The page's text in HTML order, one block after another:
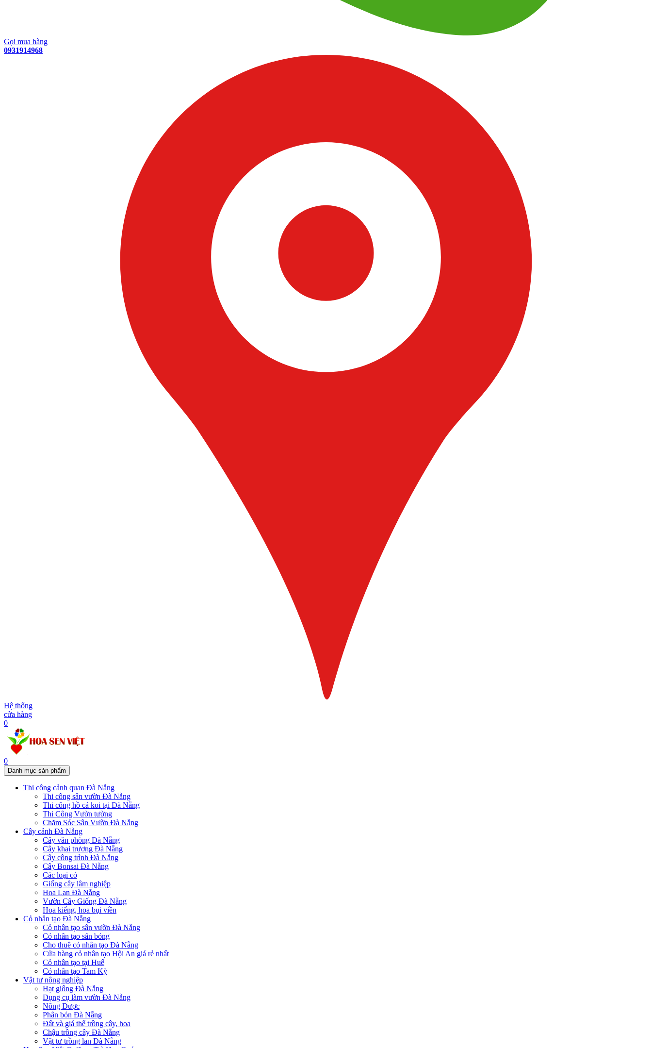
Gọi mua hàng
0931914968
Hệ thống
cửa hàng
0
0
Danh mục sản phẩm
Thi công cảnh quan Đà Nẵng
Thi công sân vườn Đà Nẵng
Thi công hồ cá koi tại Đà Nẵng
Thi Công Vườn tường
Chăm Sóc Sân Vườn Đà Nẵng
Cây cảnh Đà Nẵng
Cây văn phòng Đà Nẵng
Cây khai trương Đà Nẵng
Cây công trình Đà Nẵng
Cây Bonsai Đà Nẵng
Các loại cỏ
Giống cây lâm nghiệp
Hoa Lan Đà Nẵng
Vườn Cây Giống Đà Nẵng
Hoa kiểng, hoa bụi viền
Cỏ nhân tạo Đà Nẵng
Cỏ nhân tạo sân vườn Đà Nẵng
Cỏ nhân tạo sân bóng
Cho thuê cỏ nhân tạo Đà Nẵng
Cửa hàng cỏ nhân tạo Hội An giá rẻ nhất
Cỏ nhân tạo tại Huế
Cỏ nhân tạo Tam Kỳ
Vật tư nông nghiệp
Hạt giống Đà Nẵng
Dụng cụ làm vườn Đà Nẵng
Nông Dược
Phân bón Đà Nẵng
Đất và giá thể trồng cây, hoa
Chậu trồng cây Đà Nẵng
Vật tư trồng lan Đà Nẵng